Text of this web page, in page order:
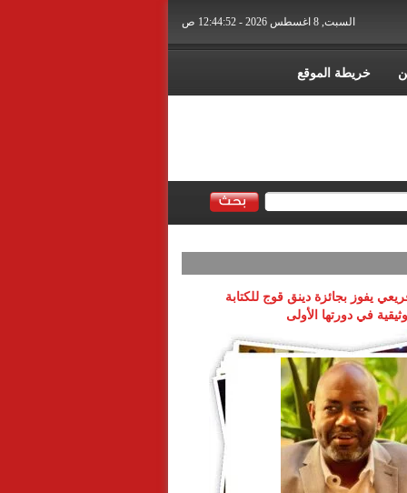
السبت, 8 اغسطس 2026 - 12:44:52 ص
خريطة الموقع
يفوز بجائزة دينق قوج للكتابة
في دورتها الأولى